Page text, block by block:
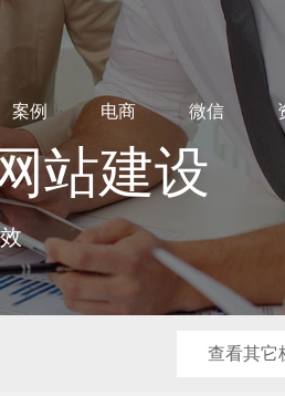
案例 电商 微信
站建设
查看其它